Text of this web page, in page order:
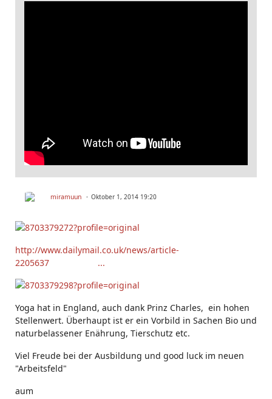
miramuun Oktober 1, 2014 19:20
http://www.dailymail.co.uk/news/article-
2205637 ...
Yoga hat in England, auch dank Prinz Charles, ein hohen
Stellenwert. Überhaupt ist er ein Vorbild in Sachen Bio und
naturbelassener Enährung, Tierschutz etc.
Viel Freude bei der Ausbildung und good luck im neuen
"Arbeitsfeld"
aum